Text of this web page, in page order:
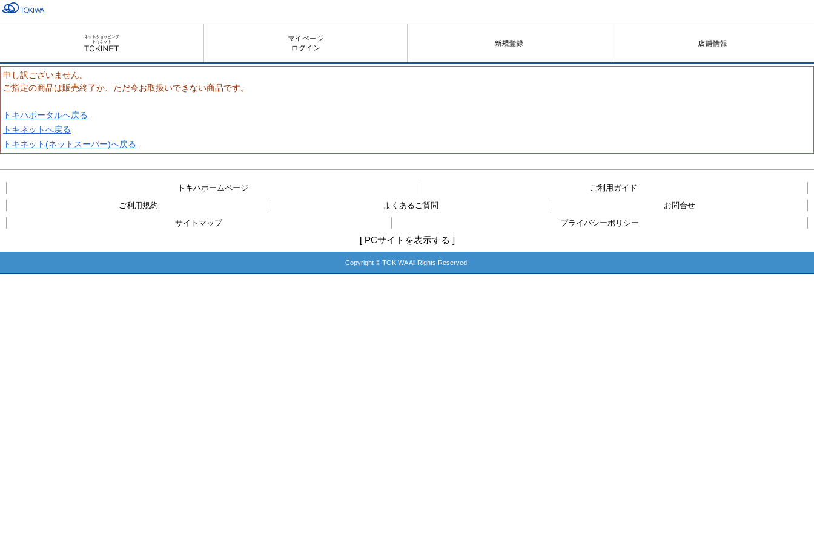
申し訳ございません。
ご指定の商品は販売終了か、ただ今お取扱いできない商品です。
トキハポータルへ戻る
トキネットへ戻る
トキネット(ネットスーパー)へ戻る
トキハホームページ
ご利用ガイド
ご利用規約
よくあるご質問
お問合せ
サイトマップ
プライバシーポリシー
[ PCサイトを表示する ]
Copyright © TOKIWA All Rights Reserved.